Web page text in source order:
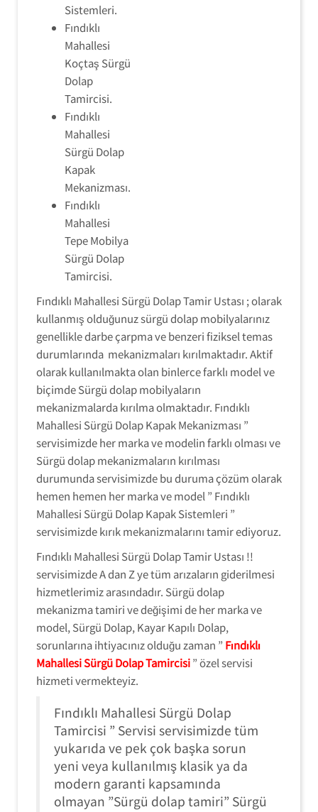
Sistemleri.
Fındıklı
Mahallesi
Koçtaş Sürgü
Dolap
Tamircisi.
Fındıklı
Mahallesi
Sürgü Dolap
Kapak
Mekanizması.
Fındıklı
Mahallesi
Tepe Mobilya
Sürgü Dolap
Tamircisi.
Fındıklı Mahallesi Sürgü Dolap Tamir Ustası ; olarak
kullanmış olduğunuz sürgü dolap mobilyalarınız
genellikle darbe çarpma ve benzeri fiziksel temas
durumlarında mekanizmaları kırılmaktadır. Aktif
olarak kullanılmakta olan binlerce farklı model ve
biçimde Sürgü dolap mobilyaların
mekanizmalarda kırılma olmaktadır. Fındıklı
Mahallesi Sürgü Dolap Kapak Mekanizması ”
servisimizde her marka ve modelin farklı olması ve
Sürgü dolap mekanizmaların kırılması
durumunda servisimizde bu duruma çözüm olarak
hemen hemen her marka ve model ” Fındıklı
Mahallesi Sürgü Dolap Kapak Sistemleri ”
servisimizde kırık mekanizmalarını tamir ediyoruz.
Fındıklı Mahallesi Sürgü Dolap Tamir Ustası !!
servisimizde A dan Z ye tüm arızaların giderilmesi
hizmetlerimiz arasındadır. Sürgü dolap
mekanizma tamiri ve değişimi de her marka ve
model, Sürgü Dolap, Kayar Kapılı Dolap,
sorunlarına ihtiyacınız olduğu zaman ” Fındıklı
Mahallesi Sürgü Dolap Tamircisi” özel servisi
hizmeti vermekteyiz.
Fındıklı Mahallesi Sürgü Dolap
Tamircisi ” Servisi servisimizde tüm
yukarıda ve pek çok başka sorun
yeni veya kullanılmış klasik ya da
modern garanti kapsamında
olmayan ”Sürgü dolap tamiri” Sürgü